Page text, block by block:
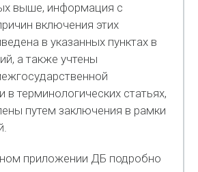
выше, информация с
включения этих
в указанных пунктах в
а также учтены
в терминологических статьях,
путем заключения в рамки
приложении ДБ подробно